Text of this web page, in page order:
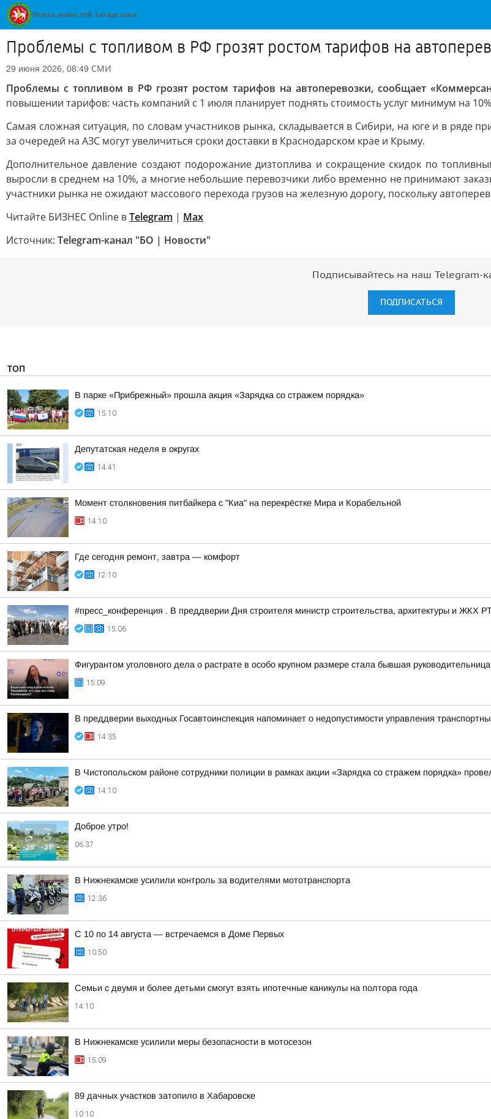
Проблемы с топливом в РФ грозят ростом тарифов на
29 июня 2026, 08:49 СМИ
Проблемы с топливом в РФ грозят ростом тарифов на автоперевозки, сообщает
повышении тарифов: часть компаний с 1 июля планирует поднять стоимость услуг минимум на
Самая сложная ситуация, по словам участников рынка, складывается в Сибири, на юге и в ряде
за очередей на АЗС могут увеличиться сроки доставки в Краснодарском крае и Крыму.
Дополнительное давление создают подорожание дизтоплива и сокращение скидок по
выросли в среднем на 10%, а многие небольшие перевозчики либо временно не принимают
участники рынка не ожидают массового перехода грузов на железную дорогу, поскольку
Читайте БИЗНЕС Online вTelegram | Max
Источник: Telegram-канал "БО | Новости"
Подписывайтесь на наш Telegram-
ПОДПИСАТЬСЯ
ТОП
В парке «Прибрежный» прошла акция «Зарядка со стражем порядка»
15:10
Депутатская неделя в округах
14:41
Момент столкновения питбайкера с "Киа" на перекрёстке Мира и Корабельной
14:10
Где сегодня ремонт, завтра — комфорт
12:10
#пресс_конференция . В преддверии Дня строителя министр строительства, архитектуры и ЖКХ
15:06
Фигурантом уголовного дела о растрате в особо крупном размере стала бывшая
15:09
В преддверии выходных Госавтоинспекция напоминает о недопустимости управления
14:35
В Чистопольском районе сотрудники полиции в рамках акции «Зарядка со стражем порядка»
14:10
Доброе утро!
06:37
В Нижнекамске усилили контроль за водителями мототранспорта
12:36
С 10 по 14 августа — встречаемся в Доме Первых
10:50
Семьи с двумя и более детьми смогут взять ипотечные каникулы на полтора года
14:10
В Нижнекамске усилили меры безопасности в мотосезон
15:09
89 дачных участков затопило в Хабаровске
10:10